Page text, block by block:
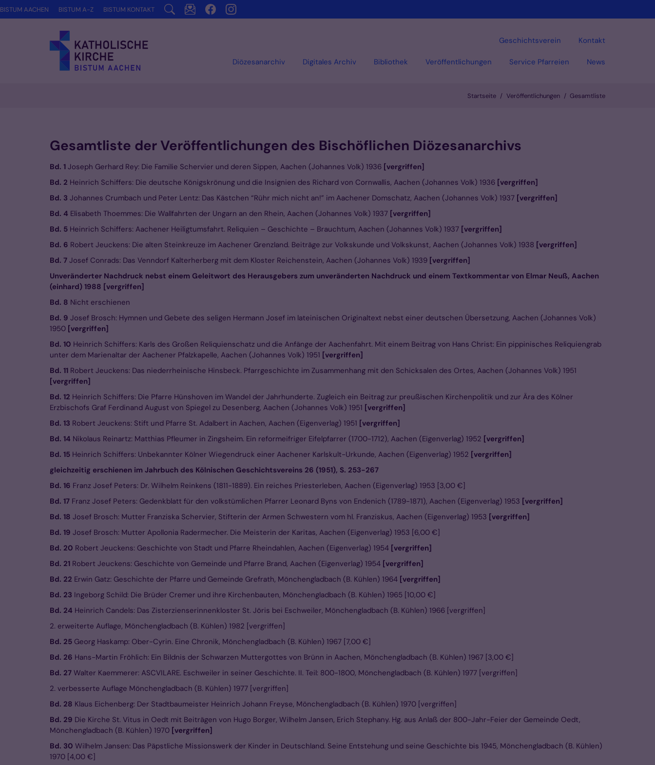
Zum Inhalt springen
Diözesanarchiv Digitales Archiv Bibliothek Veröffentlichungen Service Pfarreien News
Geschichtsverein Kontakt
BISTUM AACHEN BISTUM A-Z BISTUM KONTAKT
Startseite Veröffentlichungen Gesamtliste
Gesamtliste der Veröffentlichungen des Bischöflichen Diözesanarchivs
Bd. 1 Joseph Gerhard Rey: Die Familie Schervier und deren Sippen, Aachen (Johannes Volk) 1936 [vergriffen]
Bd. 2 Heinrich Schiffers: Die deutsche Königskrönung und die Insignien des Richard von Cornwallis, Aachen (Johannes Volk) 1936 [vergriffen]
Bd. 3 Johannes Crumbach und Peter Lentz: Das Kästchen “Rühr mich nicht an!” im Aachener Domschatz, Aachen (Johannes Volk) 1937 [vergriffen]
Bd. 4 Elisabeth Thoemmes: Die Wallfahrten der Ungarn an den Rhein, Aachen (Johannes Volk) 1937 [vergriffen]
Bd. 5 Heinrich Schiffers: Aachener Heiligtumsfahrt. Reliquien – Geschichte – Brauchtum, Aachen (Johannes Volk) 1937 [vergriffen]
Bd. 6 Robert Jeuckens: Die alten Steinkreuze im Aachener Grenzland. Beiträge zur Volkskunde und Volkskunst, Aachen (Johannes Volk) 1938 [vergriffen]
Bd. 7 Josef Conrads: Das Venndorf Kalterherberg mit dem Kloster Reichenstein, Aachen (Johannes Volk) 1939 [vergriffen]
Unveränderter Nachdruck nebst einem Geleitwort des Herausgebers zum unveränderten Nachdruck und einem Textkommentar von Elmar Neuß, Aachen
(einhard) 1988 [vergriffen]
Bd. 8 Nicht erschienen
Bd. 9 Josef Brosch: Hymnen und Gebete des seligen Hermann Josef im lateinischen Originaltext nebst einer deutschen Übersetzung, Aachen (Johannes Volk)
1950 [vergriffen]
Bd. 10 Heinrich Schiffers: Karls des Großen Reliquienschatz und die Anfänge der Aachenfahrt. Mit einem Beitrag von Hans Christ: Ein pippinisches Reliquiengrab
unter dem Marienaltar der Aachener Pfalzkapelle, Aachen (Johannes Volk) 1951 [vergriffen]
Bd. 11 Robert Jeuckens: Das niederrheinische Hinsbeck. Pfarrgeschichte im Zusammenhang mit den Schicksalen des Ortes, Aachen (Johannes Volk) 1951
[vergriffen]
Bd. 12 Heinrich Schiffers: Die Pfarre Hünshoven im Wandel der Jahrhunderte. Zugleich ein Beitrag zur preußischen Kirchenpolitik und zur Ära des Kölner
Erzbischofs Graf Ferdinand August von Spiegel zu Desenberg, Aachen (Johannes Volk) 1951 [vergriffen]
Bd. 13 Robert Jeuckens: Stift und Pfarre St. Adalbert in Aachen, Aachen (Eigenverlag) 1951 [vergriffen]
Bd. 14 Nikolaus Reinartz: Matthias Pfleumer in Zingsheim. Ein reformeifriger Eifelpfarrer (1700-1712), Aachen (Eigenverlag) 1952 [vergriffen]
Bd. 15 Heinrich Schiffers: Unbekannter Kölner Wiegendruck einer Aachener Karlskult-Urkunde, Aachen (Eigenverlag) 1952 [vergriffen]
gleichzeitig erschienen im Jahrbuch des Kölnischen Geschichtsvereins 26 (1951), S. 253-267
Bd. 16 Franz Josef Peters: Dr. Wilhelm Reinkens (1811-1889). Ein reiches Priesterleben, Aachen (Eigenverlag) 1953 [3,00 €]
Bd. 17 Franz Josef Peters: Gedenkblatt für den volkstümlichen Pfarrer Leonard Byns von Endenich (1789-1871), Aachen (Eigenverlag) 1953 [vergriffen]
Bd. 18 Josef Brosch: Mutter Franziska Schervier, Stifterin der Armen Schwestern vom hl. Franziskus, Aachen (Eigenverlag) 1953 [vergriffen]
Bd. 19 Josef Brosch: Mutter Apollonia Radermecher. Die Meisterin der Karitas, Aachen (Eigenverlag) 1953 [6,00 €]
Bd. 20 Robert Jeuckens: Geschichte von Stadt und Pfarre Rheindahlen, Aachen (Eigenverlag) 1954 [vergriffen]
Bd. 21 Robert Jeuckens: Geschichte von Gemeinde und Pfarre Brand, Aachen (Eigenverlag) 1954 [vergriffen]
Bd. 22 Erwin Gatz: Geschichte der Pfarre und Gemeinde Grefrath, Mönchengladbach (B. Kühlen) 1964 [vergriffen]
Bd. 23 Ingeborg Schild: Die Brüder Cremer und ihre Kirchenbauten, Mönchengladbach (B. Kühlen) 1965 [10,00 €]
Bd. 24 Heinrich Candels: Das Zisterzienserinnenkloster St. Jöris bei Eschweiler, Mönchengladbach (B. Kühlen) 1966 [vergriffen]
2. erweiterte Auflage, Mönchengladbach (B. Kühlen) 1982 [vergriffen]
Bd. 25 Georg Haskamp: Ober-Cyrin. Eine Chronik, Mönchengladbach (B. Kühlen) 1967 [7,00 €]
Bd. 26 Hans-Martin Fröhlich: Ein Bildnis der Schwarzen Muttergottes von Brünn in Aachen, Mönchengladbach (B. Kühlen) 1967 [3,00 €]
Bd. 27 Walter Kaemmerer: ASCVILARE. Eschweiler in seiner Geschichte. II. Teil: 800-1800, Mönchengladbach (B. Kühlen) 1977 [vergriffen]
2. verbesserte Auflage Mönchengladbach (B. Kühlen) 1977 [vergriffen]
Bd. 28 Klaus Eichenberg: Der Stadtbaumeister Heinrich Johann Freyse, Mönchengladbach (B. Kühlen) 1970 [vergriffen]
Bd. 29 Die Kirche St. Vitus in Oedt mit Beiträgen von Hugo Borger, Wilhelm Jansen, Erich Stephany. Hg. aus Anlaß der 800-Jahr-Feier der Gemeinde Oedt,
Mönchengladbach (B. Kühlen) 1970 [vergriffen]
Bd. 30 Wilhelm Jansen: Das Päpstliche Missionswerk der Kinder in Deutschland. Seine Entstehung und seine Geschichte bis 1945, Mönchengladbach (B. Kühlen)
1970 [4,00 €]